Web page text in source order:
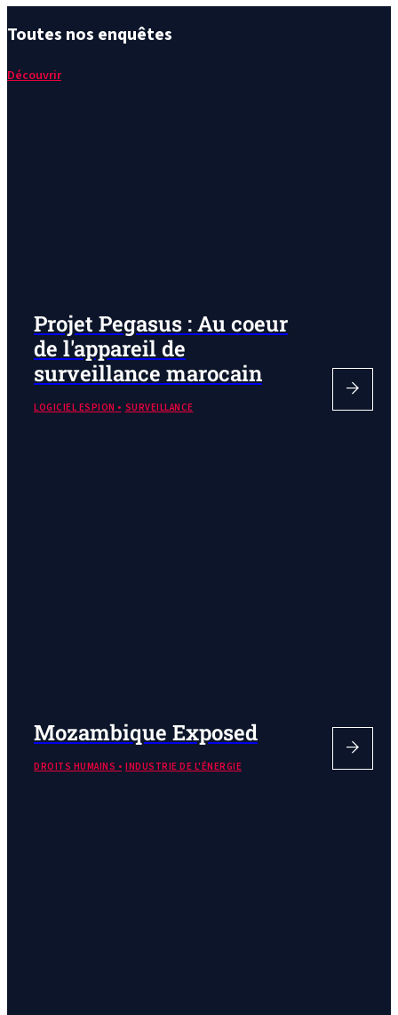
Toutes nos enquêtes
Découvrir
LOGICIEL ESPION SURVEILLANCE
Projet Pegasus : Au coeur
de l'appareil de
surveillance marocain
DROITS HUMAINS INDUSTRIE DE L'ÉNERGIE
Mozambique Exposed